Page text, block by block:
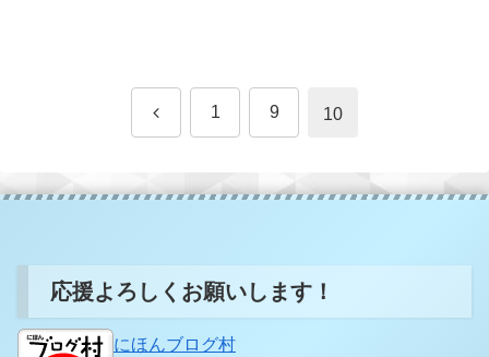
前 1 9 10
応援よろしくお願いします！
にほんブログ村